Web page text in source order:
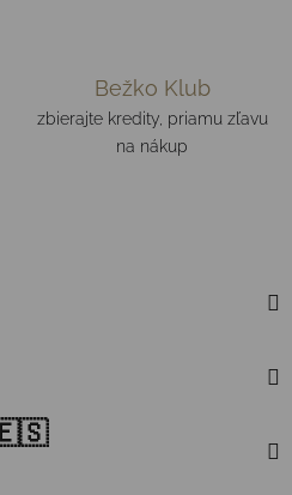
Bežko Klub
zbierajte kredity, priamu zľavu
na nákup
🇪🇸